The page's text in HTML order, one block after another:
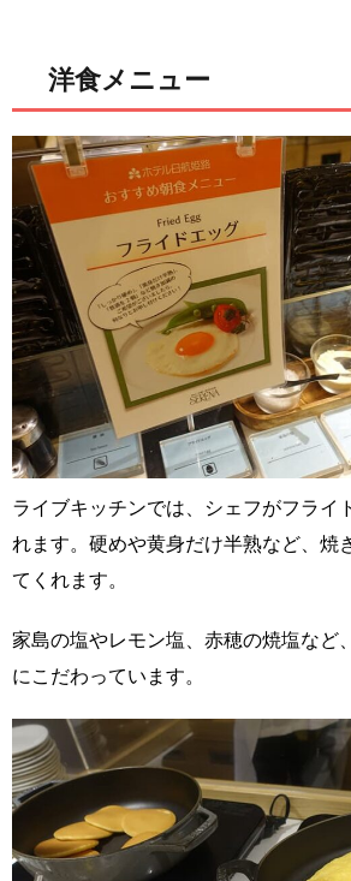
洋食メニュー
ライブキッチンでは、シェフがフライ
れます。硬めや黄身だけ半熟など、焼
てくれます。
家島の塩やレモン塩、赤穂の焼塩など
にこだわっています。